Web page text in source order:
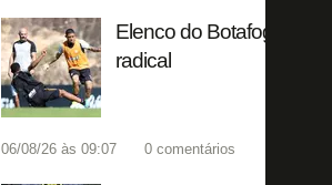
Elenco do Botafogo
radical
06/08/26 às 09:07 0 comentários